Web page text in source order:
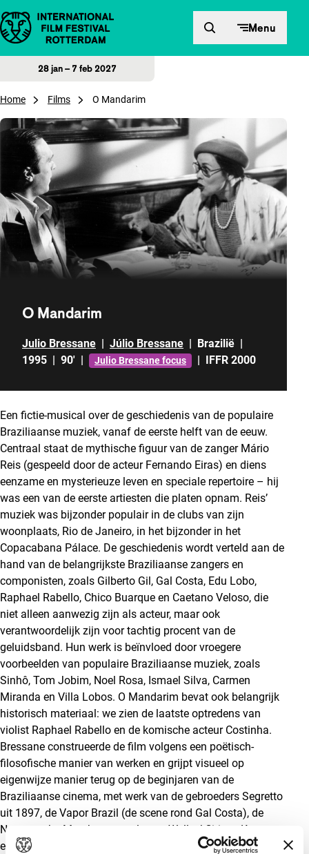
Direct naar inhoud Menu
28 jan – 7 feb 2027
Home Films O Mandarim
O Mandarim
Julio Bressane | Júlio Bressane | Brazilië |
1995 | 90' | Julio Bressane focus | IFFR 2000
Een fictie-musical over de geschiedenis van de populaire
Braziliaanse muziek, vanaf de eerste helft van de eeuw.
Centraal staat de mythische figuur van de zanger Mário
Reis (gespeeld door de acteur Fernando Eiras) en diens
eenzame en mysterieuze leven en speciale repertoire – hij
was een van de eerste artiesten die platen opnam. Reis’
muziek was bijzonder populair in de clubs van zijn
woonplaats, Rio de Janeiro, in het bijzonder in het
Copacabana Pálace. De geschiedenis wordt verteld aan de
hand van de belangrijkste Braziliaanse zangers en
componisten, zoals Gilberto Gil, Gal Costa, Edu Lobo,
Raphael Rabello, Chico Buarque en Caetano Veloso, die
niet alleen aanwezig zijn als acteur, maar ook
verantwoordelijk zijn voor tachtig procent van de
geluidsband. Hun werk is beïnvloed door vroegere
voorbeelden van populaire Braziliaanse muziek, zoals
Sinhô, Tom Jobim, Noel Rosa, Ismael Silva, Carmen
Miranda en Villa Lobos. O Mandarim bevat ook belangrijk
historisch materiaal: we zien de laatste optredens van
violist Raphael Rabello en de komische acteur Costinha.
Bressane construeerde de film volgens een poëtisch-
filosofische manier van werken en grijpt visueel op
eigenwijze manier terug op de beginjaren van de
Braziliaanse cinema, met werk van de gebroeders Segretto
uit 1897, de Vapor Brazil (de scene rond Gal Costa), de
News on the March newsreels van Welles’ Citizen Kane en
een zeldzame opname van Mário Reis, gemaakt door een